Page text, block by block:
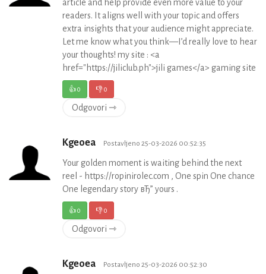
article and help provide even more value to your
readers. It aligns well with your topic and offers
extra insights that your audience might appreciate.
Let me know what you think—I’d really love to hear
your thoughts! my site : <a
href="https://jiliclub.ph">jili games</a> gaming site
👍0 👎0
Odgovori ⇾
Kgeoea Postavljeno 25-03-2026 00:52:35
Your golden moment is waiting behind the next
reel - https://ropinirolec.com , One spin One chance
One legendary story вЂ” yours .
👍0 👎0
Odgovori ⇾
Kgeoea Postavljeno 25-03-2026 00:52:30